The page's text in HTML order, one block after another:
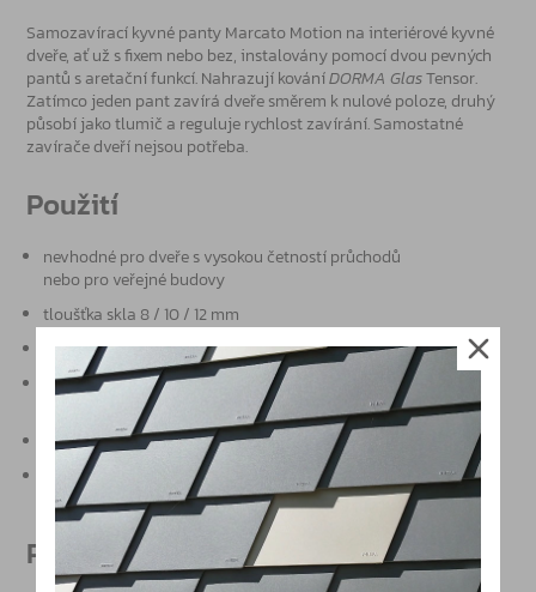
Samozavírací kyvné panty Marcato Motion na interiérové kyvné
dveře, ať už s fixem nebo bez, instalovány pomocí dvou pevných
pantů s aretační funkcí. Nahrazují kováníDORMA GlasTensor.
Zatímco jeden pant zavírá dveře směrem k nulové poloze, druhý
působí jako tlumič a reguluje rychlost zavírání. Samostatné
zavírače dveří nejsou potřeba.
Použití
nevhodné pro dveře s vysokou četností průchodů
nebo pro veřejné budovy
tloušťka skla 8 / 10 / 12 mm
maximální šířka dveřního křídla 1.000 mm
maximální šířka bočního fixu 1.500 mm (musí být fixován ke
stropu, zdi i podlaze)
maximální hmotnost dveřního křídla 65 kg
montáž na zeď nebo skleněný panel
Produktové vlastnosti